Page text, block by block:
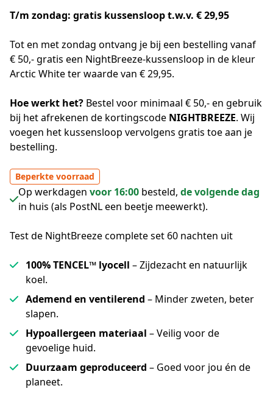
T/m zondag: gratis kussensloop t.w.v. € 29,95
Tot en met zondag ontvang je bij een bestelling vanaf
€ 50,- gratis een NightBreeze-kussensloop in de kleur
Arctic White ter waarde van € 29,95.
Hoe werkt het? Bestel voor minimaal € 50,- en gebruik
bij het afrekenen de kortingscode NIGHTBREEZE. Wij
voegen het kussensloop vervolgens gratis toe aan je
bestelling.
Beperkte voorraad
Op werkdagen voor 16:00 besteld, de volgende dag
in huis (als PostNL een beetje meewerkt).
Test de NightBreeze complete set 60 nachten uit
100% TENCEL™ lyocell – Zijdezacht en natuurlijk
koel.
Ademend en ventilerend – Minder zweten, beter
slapen.
Hypoallergeen materiaal – Veilig voor de
gevoelige huid.
Duurzaam geproduceerd – Goed voor jou én de
planeet.